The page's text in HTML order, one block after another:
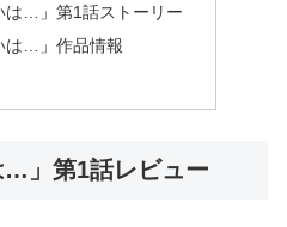
は…」第1話ストーリー
は…」作品情報
…」第1話レビュー